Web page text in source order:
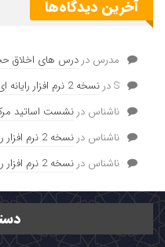
آخرین دیدگاه‌ها
مدرس در درس های اخلاق
Sدر نسخه 2 نرم افزار رایانه ای و اندروید آثار علامه مصباح+ دانلود
ناشناس در نشست اساتید
ناشناس در نسخه 2 نرم افزار رایانه ای و اندروید آثار علامه مصباح+ دانلود
ناشناس در نسخه 2 نرم افزار رایانه ای و اندروید آثار علامه مصباح+ دانلود